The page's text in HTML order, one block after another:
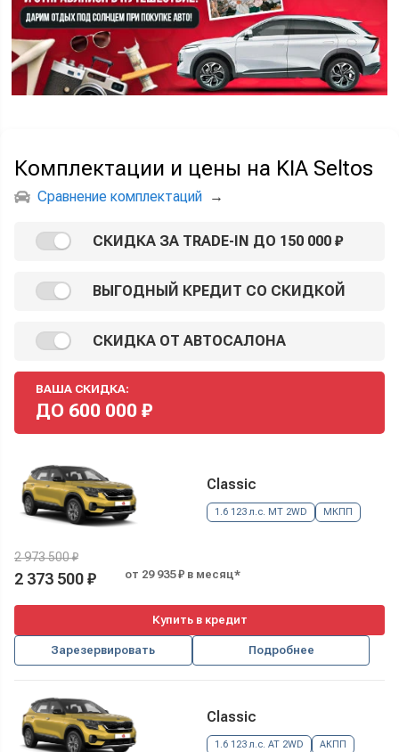
Комплектации и цены на KIA Seltos
Сравнение комплектаций →
СКИДКА ЗА TRADE-IN ДО 150 000 ₽
ВЫГОДНЫЙ КРЕДИТ СО СКИДКОЙ
СКИДКА ОТ АВТОСАЛОНА
ВАША СКИДКА:
ДО 600 000 ₽
Classic
1.6 123 л.с. MT 2WD МКПП
2 973 500 ₽
2 373 500 ₽ от 29 935 ₽ в месяц*
Купить в кредит
Зарезервировать Подробнее
Classic
1.6 123 л.с. AT 2WD АКПП